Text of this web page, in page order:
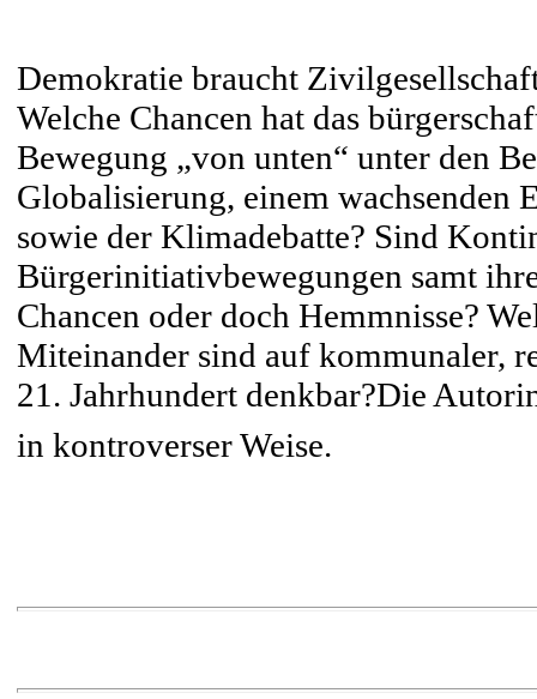
Demokratie braucht
Welche Chancen hat das
Bewegung „von unten“ unter den
Globalisierung, einem
sowie der Klimadebatte? Sind
Bürgerinitiativbewegungen samt
Chancen oder doch Hemmnisse?
Miteinander sind auf kommunaler,
21. Jahrhundert denkbar?Die
in kontroverser Weise.